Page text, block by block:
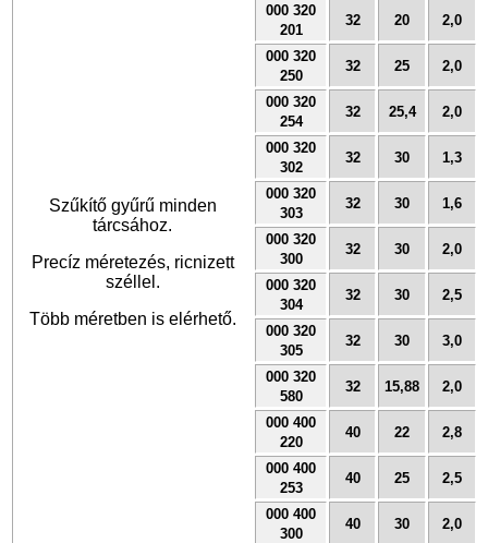
Szűkítő gyűrű minden
tárcsához.
Precíz méretezés, ricnizett
széllel.
Több méretben is elérhető.
000 320
201
32 20 2,0
000 320
250
32 25 2,0
000 320
254
32 25,4 2,0
000 320
302
32 30 1,3
000 320
303
32 30 1,6
000 320
300
32 30 2,0
000 320
304
32 30 2,5
000 320
305
32 30 3,0
000 320
580
32 15,88 2,0
000 400
220
40 22 2,8
000 400
253
40 25 2,5
000 400
300
40 30 2,0